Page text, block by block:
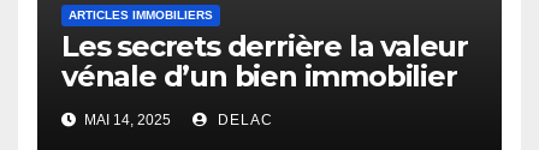
ARTICLES IMMOBILIERS
Les secrets derrière la valeur
vénale d’un bien immobilier
MAI 14, 2025 DELAC